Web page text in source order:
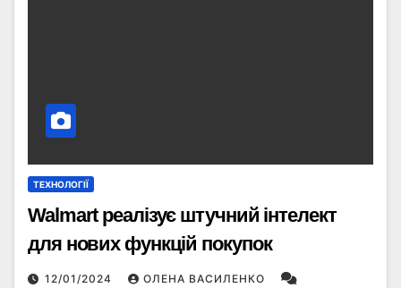
ТЕХНОЛОГІЇ
Walmart реалізує штучний інтелект
для нових функцій покупок
12/01/2024 ОЛЕНА ВАСИЛЕНКО